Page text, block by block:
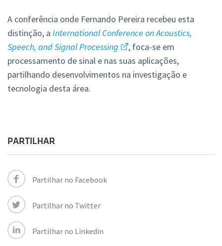
A conferência onde Fernando Pereira recebeu esta
distinção, a International Conference on Acoustics,
Speech, and Signal Processing
, foca-se em
processamento de sinal e nas suas aplicações,
partilhando desenvolvimentos na investigação e
tecnologia desta área.
PARTILHAR
Partilhar no Facebook
Partilhar no Twitter
Partilhar no Linkedin